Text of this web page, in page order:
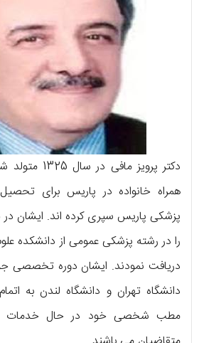
دکتر پرویز
همراه خانواده در پاریس برای
را در رشته پزشکی عمومی از دانشکده
دریافت نمودند. ایشان دوره تخصصی
دانشگاه تهران و دانشگاه لندن به
مطب شخصی خود در حال خدمات